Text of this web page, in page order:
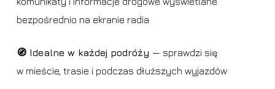
bezpośrednio na ekranie radia
🧭 Idealne w każdej podróży — sprawdzi się
w mieście, trasie i podczas dłuższych wyjazdów